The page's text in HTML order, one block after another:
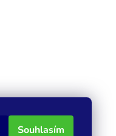
Souhlasím